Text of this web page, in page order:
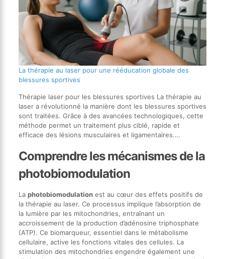
La thérapie au laser pour une rééducation globale des
blessures sportives
Thérapie laser pour les blessures sportives La thérapie au
laser a révolutionné la manière dont les blessures sportives
sont traitées. Grâce à des avancées technologiques, cette
méthode permet un traitement plus ciblé, rapide et
efficace des lésions musculaires et ligamentaires.…
Comprendre les mécanismes de la
photobiomodulation
La photobiomodulationest au cœur des effets positifs de
la thérapie au laser. Ce processus implique l’absorption de
la lumière par les mitochondries, entraînant un
accroissement de la production d’adénosine triphosphate
(ATP). Ce biomarqueur, essentiel dans le métabolisme
cellulaire, active les fonctions vitales des cellules. La
stimulation des mitochondries engendre également une